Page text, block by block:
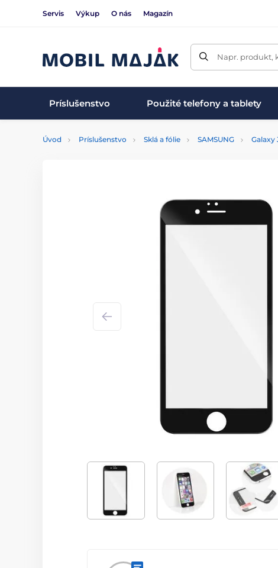
Servis Výkup O nás Magazín
Napr. produkt,
Príslušenstvo Použité telefony a tablety
Úvod Príslušenstvo Sklá a fólie SAMSUNG Galaxy